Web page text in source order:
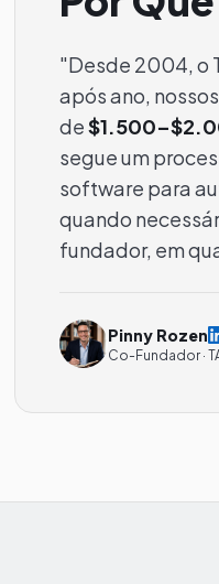
"Desde 2004, o
após ano,
de
segue um
software para
quando
fundador, em
Pinny Rozen
Co-Fundador ·